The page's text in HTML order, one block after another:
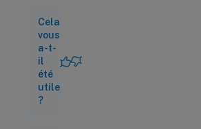
Installer et
retirer les
émetteurs-
récepteurs
SFP+ 10G
Connectez
Cela
vous
a-t-
il
été
utile
?